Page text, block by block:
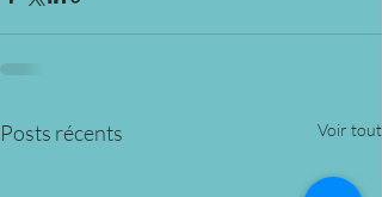
Posts récents Voir tout